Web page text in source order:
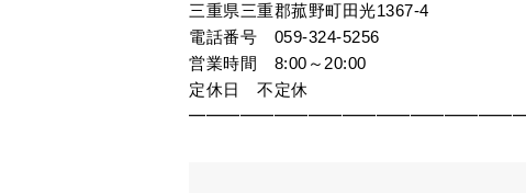
三重県三重郡菰野町田光1367-4
電話番号 059-324-5256
営業時間 8:00～20:00
定休日 不定休